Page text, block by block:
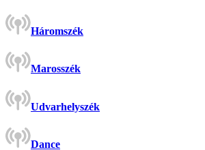
Háromszék
Marosszék
Udvarhelyszék
Dance